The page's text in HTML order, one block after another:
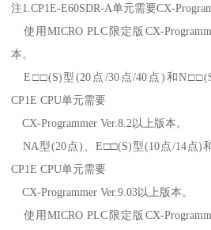
注1.CP1E-E60SDR-A单元需要CX-
使用MICRO PLC限定版CX-
本。
E□□(S)型(20点/30点/40点)和
CP1E CPU单元需要
CX-Programmer Ver.8.2以上版本。
NA型(20点)、E□□(S)型(10点/14点)
CP1E CPU单元需要
CX-Programmer Ver.9.03以上版本。
使用MICRO PLC限定版CX-